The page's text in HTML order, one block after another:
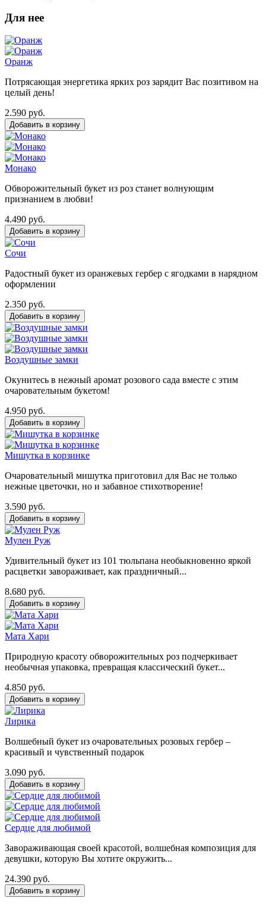
Для нее
Оранж
Потрясающая энергетика ярких роз зарядит Вас позитивом на
целый день!
2.590 руб.
Монако
Обворожительный букет из роз станет волнующим
признанием в любви!
4.490 руб.
Сочи
Радостный букет из оранжевых гербер с ягодками в нарядном
оформлении
2.350 руб.
Воздушные замки
Окунитесь в нежный аромат розового сада вместе с этим
очаровательным букетом!
4.950 руб.
Мишутка в корзинке
Очаровательный мишутка приготовил для Вас не только
нежные цветочки, но и забавное стихотворение!
3.590 руб.
Мулен Руж
Удивительный букет из 101 тюльпана необыкновенно яркой
расцветки завораживает, как праздничный...
8.680 руб.
Мата Хари
Природную красоту обворожительных роз подчеркивает
необычная упаковка, превращая классический букет...
4.850 руб.
Лирика
Волшебный букет из очаровательных розовых гербер –
красивый и чувственный подарок
3.090 руб.
Сердце для любимой
Завораживающая своей красотой, волшебная композиция для
девушки, которую Вы хотите окружить...
24.390 руб.